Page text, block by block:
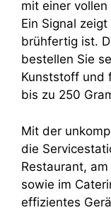
mit einer
Ein Signal
brühfertig ist.
bestellen Sie
Kunststoff und
bis zu 250
Mit der
die
Restaurant,
sowie im
effizientes